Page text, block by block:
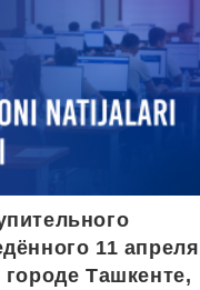
11 апреля
Ташкентe,